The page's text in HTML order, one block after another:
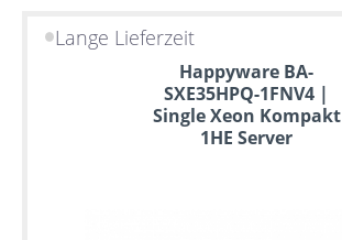
Lange Lieferzeit
Happyware BA-
SXE35HPQ-1FNV4 |
Single Xeon Kompakt
1HE Server